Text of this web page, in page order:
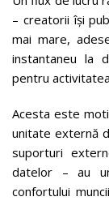
– creatorii își
mai mare,
instantaneu la
pentru
Acesta este
unitate externă
suporturi
datelor – au
confortului